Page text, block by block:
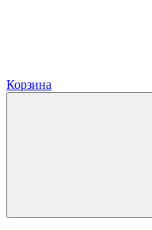
Корзина